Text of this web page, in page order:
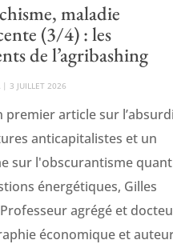
maladie
(3/4) : les
de l’agribashing
|3 JUILLET 2026
premier article sur
anticapitalistes et un
sur l'obscurantisme quant
énergétiques, Gilles
agrégé et
économique et